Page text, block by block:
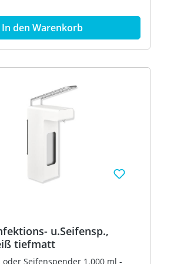
pulverlackiert, mit
Dosierung von alkoholischen
oder Flüssigseifen - für
- einfaches
ml (in Abhängigkeit von der
- Dosierpumpe aus
Flasche mit Wegwerfpumpe) -
spülmaschinengeeignet
mm hoch, 207 mm tief - inkl. 1.000
zur freien Wiederbefüllung -
HEWI
In den Warenkorb
u.Seifensp.,
tiefmatt
Seifenspender 1.000 ml -